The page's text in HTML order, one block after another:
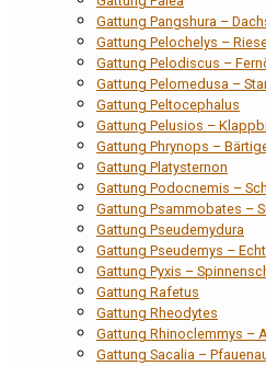
Gattung Pangshura –
Gattung Pelochelys –
Gattung Pelodiscus –
Gattung Pelomedusa –
Gattung Peltocephalus
Gattung Pelusios –
Gattung Phrynops –
Gattung Platysternon
Gattung Podocnemis –
Gattung Psammobates –
Gattung Pseudemydura
Gattung Pseudemys –
Gattung Pyxis –
Gattung Rafetus
Gattung Rheodytes
Gattung Rhinoclemmys –
Gattung Sacalia –